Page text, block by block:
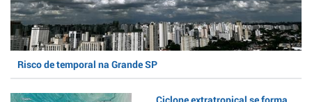
Risco de temporal na Grande SP